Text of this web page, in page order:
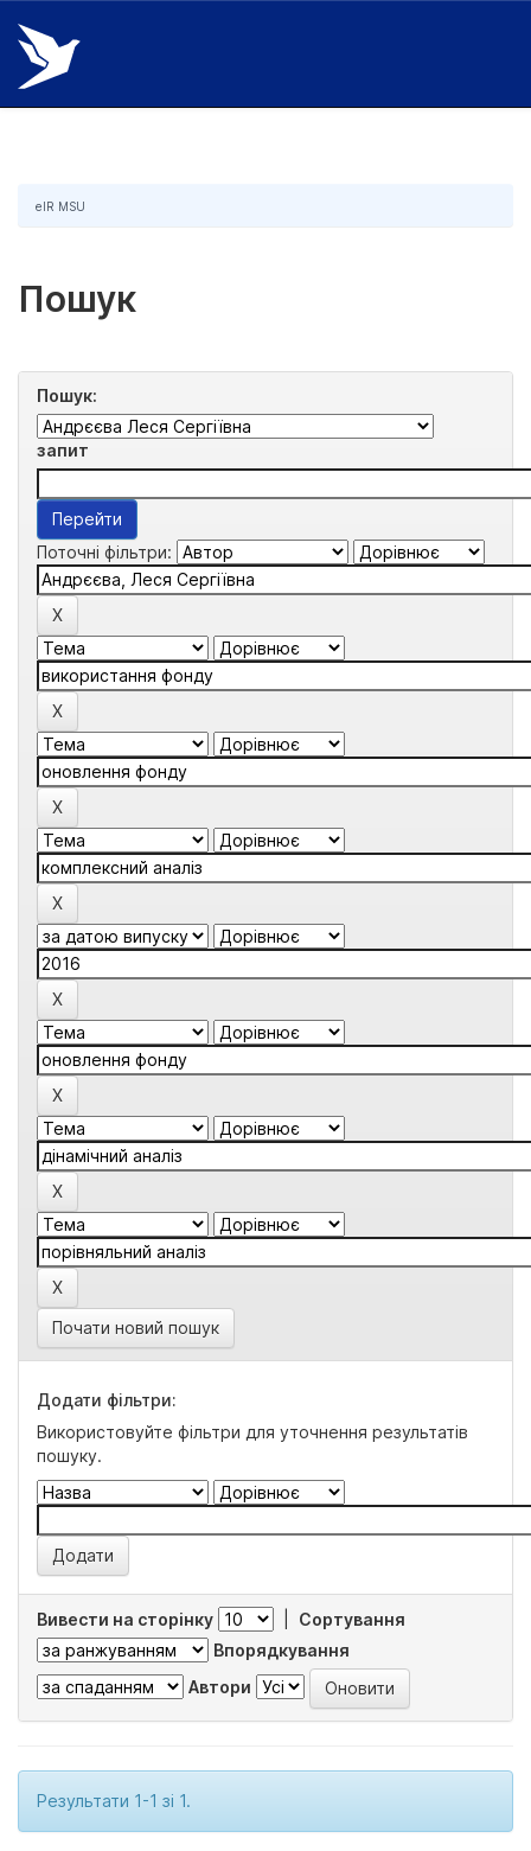
Skip
navigation
eIR MSU
Пошук
Пошук:
запит
Поточні фільтри:
Почати новий пошук
Додати фільтри:
Використовуйте фільтри для уточнення результатів
пошуку.
Вивести на сторінку
Сортування
Впорядкування
Автори
Результати 1-1 зі 1.